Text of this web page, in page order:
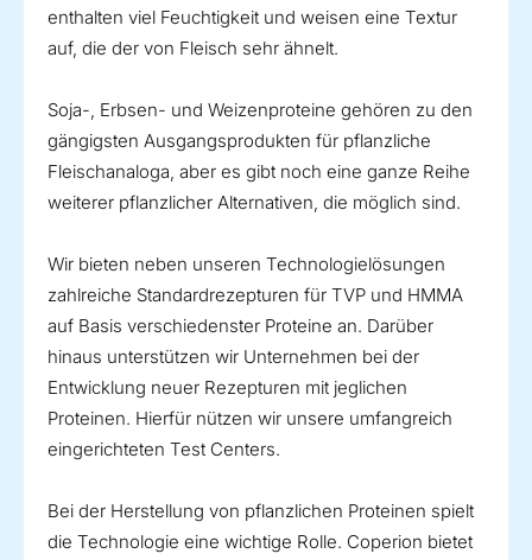
enthalten viel Feuchtigkeit und weisen eine Textur
auf, die der von Fleisch sehr ähnelt.
Soja-, Erbsen- und Weizenproteine gehören zu den
gängigsten Ausgangsprodukten für pflanzliche
Fleischanaloga, aber es gibt noch eine ganze Reihe
weiterer pflanzlicher Alternativen, die möglich sind.
Wir bieten neben unseren Technologielösungen
zahlreiche Standardrezepturen für TVP und HMMA
auf Basis verschiedenster Proteine an. Darüber
hinaus unterstützen wir Unternehmen bei der
Entwicklung neuer Rezepturen mit jeglichen
Proteinen. Hierfür nützen wir unsere umfangreich
eingerichteten Test Centers.
Bei der Herstellung von pflanzlichen Proteinen spielt
die Technologie eine wichtige Rolle. Coperion bietet